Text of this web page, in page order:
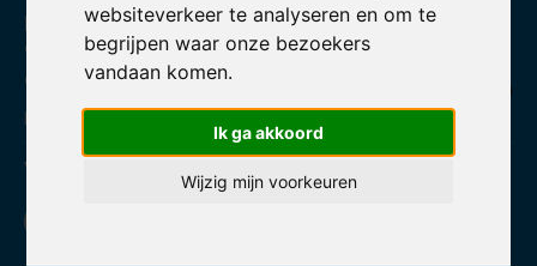
websiteverkeer te analyseren en om te
begrijpen waar onze bezoekers
vandaan komen.
Ik ga akkoord
Wijzig mijn voorkeuren
Klanten beoordelen ons met een
9,3
op basis van 1071 reviews
Powered by The Feedback Company
Volg ons